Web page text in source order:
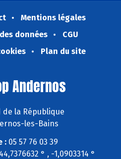
Mentions légales
données
CGU
Plan du site
Andernos
de la République
les-Bains
:05 57 76 03 39
44,7376632 ° , -1,0903314 °